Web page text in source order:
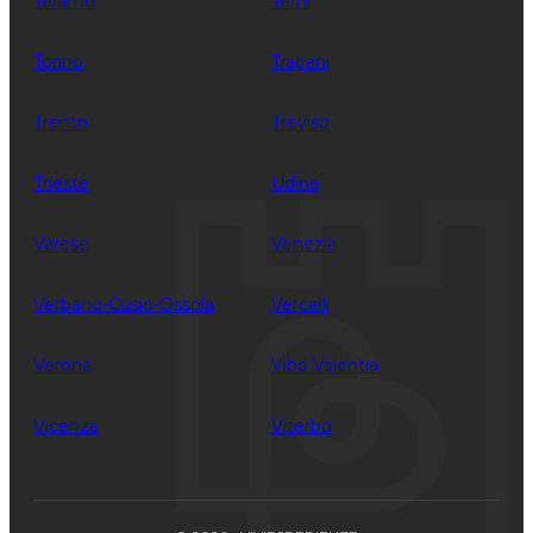
Torino Trapani
Trento Treviso
Trieste Udine
Varese Venezia
Verbano-Cusio-Ossola Vercelli
Verona Vibo Valentia
Vicenza Viterbo